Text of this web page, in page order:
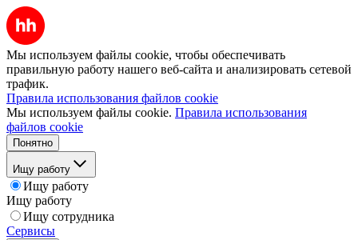
Мы используем файлы cookie, чтобы обеспечивать
правильную работу нашего веб-сайта и анализировать сетевой
трафик.
Правила использования файлов cookie
Мы используем файлы cookie. Правила использования
файлов cookie
Понятно
Ищу работу
Ищу работу
Ищу работу
Ищу сотрудника
Сервисы